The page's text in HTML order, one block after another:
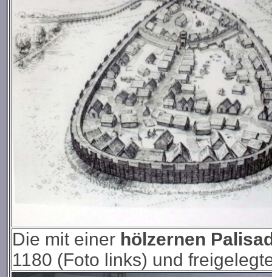
Die mit einer hölzernen
1180 (Foto links) und